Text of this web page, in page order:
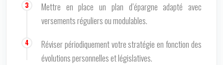
Mettre en place un plan d’épargne adapté avec
versements réguliers ou modulables.
Réviser périodiquement votre stratégie en fonction des
évolutions personnelles et législatives.